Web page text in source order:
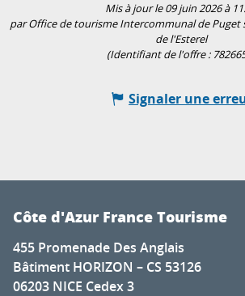
Mis à jour le 09 juin 2026 à
par Office de tourisme Intercommunal de Puget
de l'Esterel
(Identifiant de l'offre :
Signaler une
Côte d'Azur France Tourisme
455 Promenade Des Anglais
Bâtiment HORIZON – CS 53126
06203 NICE Cedex 3